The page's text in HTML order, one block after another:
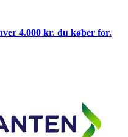
4.000 kr. du køber for.